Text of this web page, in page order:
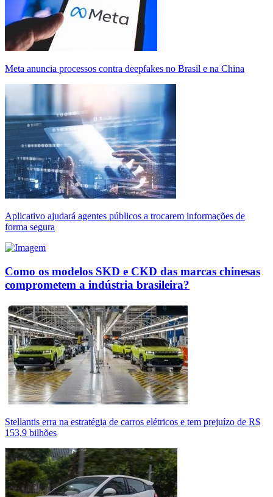
Meta anuncia processos contra deepfakes no Brasil e na China
Aplicativo ajudará agentes públicos a trocarem informações de
forma segura
Como os modelos SKD e CKD das marcas chinesas
comprometem a indústria brasileira?
Stellantis erra na estratégia de carros elétricos e tem prejuízo de R$
153,9 bilhões